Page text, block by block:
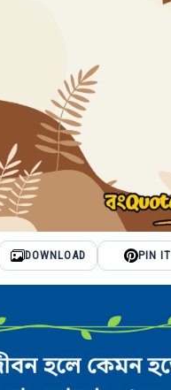
DOWNLOAD PIN IT